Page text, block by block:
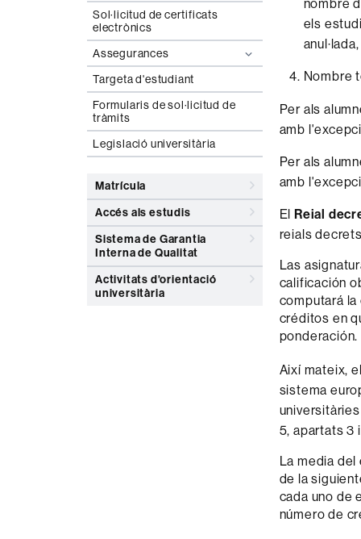
Sol·licitud de certificats
electrònics
Assegurances
Targeta d'estudiant
Formularis de sol·licitud de
tràmits
Legislació universitària
Matrícula
Accés als estudis
Sistema de Garantia
Interna de Qualitat
Activitats d'orientació
universitària
nombre
els
Nombre
Per als
amb
Per als
amb
El Reial
reials
Las
calificación
computará
créditos en
ponderación.
Així mateix,
sistema
5, apartats 3
La media
de la
cada uno de
número de